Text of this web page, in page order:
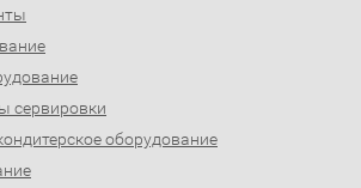
сервировки
оборудование